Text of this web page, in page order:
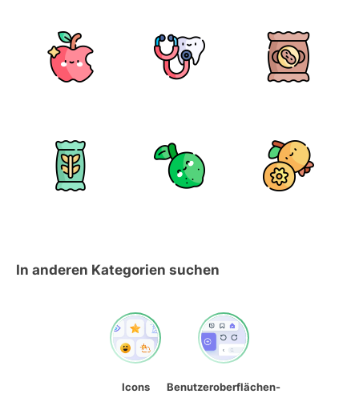
In anderen Kategorien suchen
Icons
Benutzeroberflächen-